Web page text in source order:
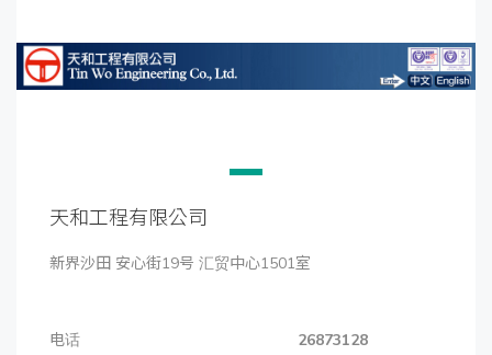
天和工程有限公司
新界沙田 安心街19号 汇贸中心1501室
电话
26873128